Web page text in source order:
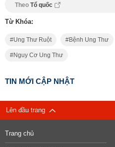
Theo Tổ quốc
Từ Khóa:
Ung Thư Ruột Bệnh Ung Thư
Nguy Cơ Ung Thư
TIN MỚI CẬP NHẬT
Lên đầu trang
Trang chủ